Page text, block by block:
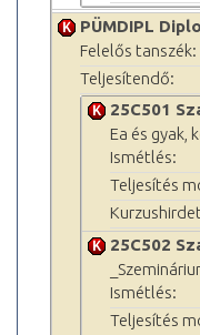
PÜMDIPL
Felelős tanszék:
Teljesítendő:
25C501
Ea és gyak,
Ismétlés:
Teljesítés
25C502
Ismétlés:
Teljesítés